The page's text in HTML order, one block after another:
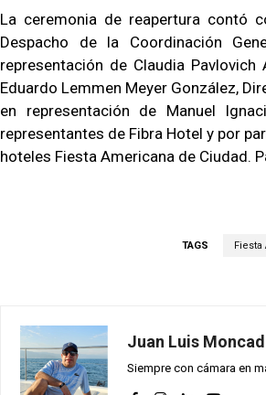
La ceremonia de reapertura contó
Despacho de la Coordinación
representación de Claudia
Eduardo Lemmen Meyer González,
en representación de Manuel
representantes de Fibra Hotel y por
hoteles Fiesta Americana de Ciudad.
TAGS Fiesta
Juan Luis
Siempre con cámara en